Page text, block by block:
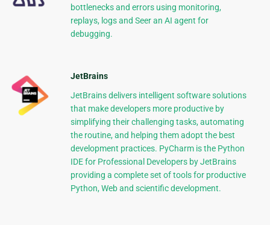
bottlenecks and errors using monitoring,
replays, logs and Seer an AI agent for
debugging.
JetBrains
JetBrains delivers intelligent software solutions
that make developers more productive by
simplifying their challenging tasks, automating
the routine, and helping them adopt the best
development practices. PyCharm is the Python
IDE for Professional Developers by JetBrains
providing a complete set of tools for productive
Python, Web and scientific development.